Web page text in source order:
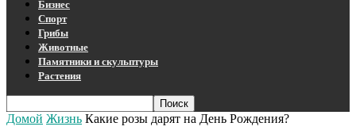
Бизнес
Спорт
Грибы
Животные
Памятники и скульптуры
Растения
Домой Жизнь Какие розы дарят на День Рождения?